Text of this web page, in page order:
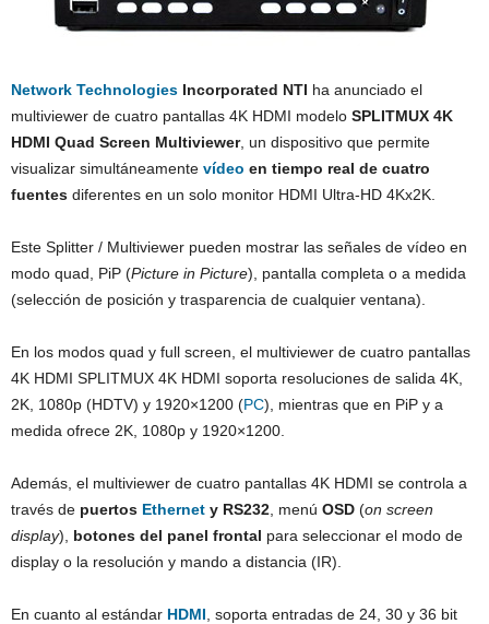
Network Technologies Incorporated NTI ha anunciado el
multiviewer de cuatro pantallas 4K HDMI modelo SPLITMUX 4K
HDMI Quad Screen Multiviewer, un dispositivo que permite
visualizar simultáneamente vídeo en tiempo real de cuatro
fuentes diferentes en un solo monitor HDMI Ultra-HD 4Kx2K.
Este Splitter / Multiviewer pueden mostrar las señales de vídeo en
modo quad, PiP (Picture in Picture), pantalla completa o a medida
(selección de posición y trasparencia de cualquier ventana).
En los modos quad y full screen, el multiviewer de cuatro pantallas
4K HDMI SPLITMUX 4K HDMI soporta resoluciones de salida 4K,
2K, 1080p (HDTV) y 1920×1200 (PC), mientras que en PiP y a
medida ofrece 2K, 1080p y 1920×1200.
Además, el multiviewer de cuatro pantallas 4K HDMI se controla a
través de puertos Ethernet y RS232 , menú OSD (on screen
display), botones del panel frontal para seleccionar el modo de
display o la resolución y mando a distancia (IR).
En cuanto al estándar HDMI , soporta entradas de 24, 30 y 36 bit